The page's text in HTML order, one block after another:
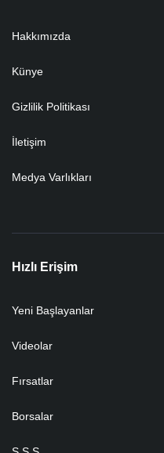
Hakkımızda
Künye
Gizlilik Politikası
İletişim
Medya Varlıkları
Hızlı Erişim
Yeni Başlayanlar
Videolar
Fırsatlar
Borsalar